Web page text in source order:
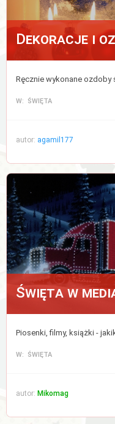
Dekoracje i
W: ŚWIĘTA
autor: agamil177
Święta w
W: ŚWIĘTA
autor: Mikomag